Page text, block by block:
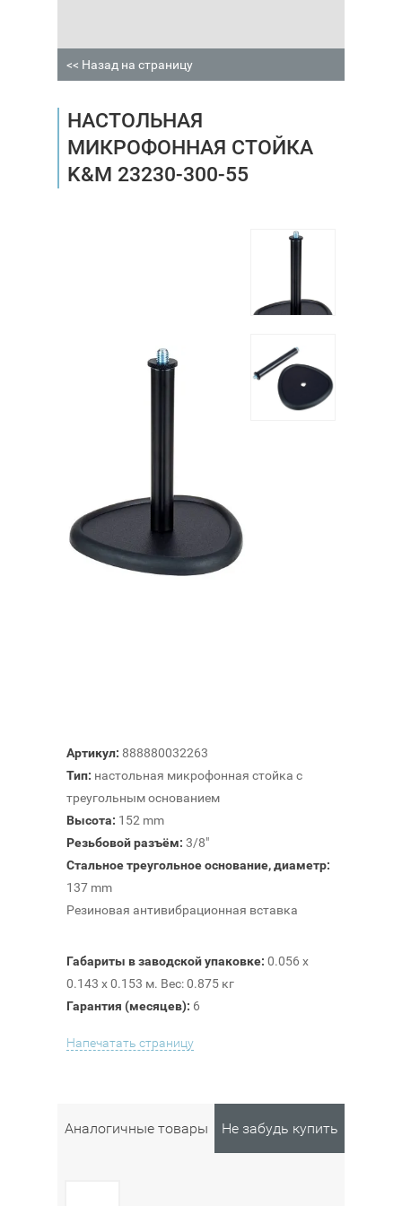
<< Назад на страницу
НАСТОЛЬНАЯ
МИКРОФОННАЯ СТОЙКА
K&M 23230-300-55
Артикул: 888880032263
Тип: настольная микрофонная стойка с
треугольным основанием
Высота: 152 mm
Резьбовой разъём: 3/8"
Стальное треугольное основание, диаметр:
137 mm
Резиновая антивибрационная вставка
Габариты в заводской упаковке: 0.056 x
0.143 x 0.153 м. Вес: 0.875 кг
Гарантия (месяцев): 6
Напечатать страницу
Аналогичные товары Не забудь купить